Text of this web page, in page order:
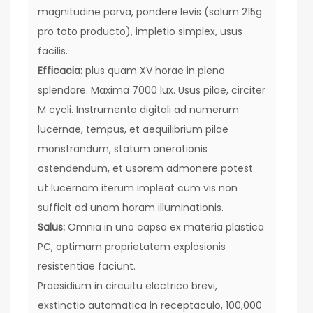
magnitudine parva, pondere levis (solum 215g
pro toto producto), impletio simplex, usus
facilis.
Efficacia: plus quam XV horae in pleno
splendore. Maxima 7000 lux. Usus pilae, circiter
M cycli. Instrumento digitali ad numerum
lucernae, tempus, et aequilibrium pilae
monstrandum, statum onerationis
ostendendum, et usorem admonere potest
ut lucernam iterum impleat cum vis non
sufficit ad unam horam illuminationis.
Salus: Omnia in uno capsa ex materia plastica
PC, optimam proprietatem explosionis
resistentiae faciunt.
Praesidium in circuitu electrico brevi,
exstinctio automatica in receptaculo, 100,000